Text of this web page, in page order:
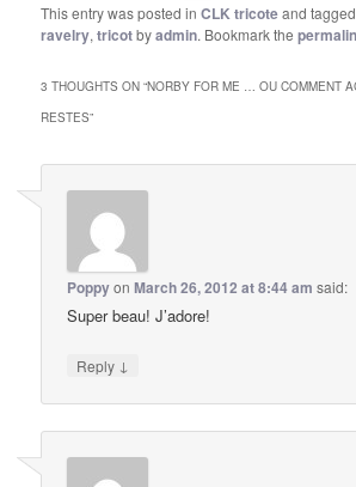
This entry was posted inCLK tricoteand
ravelry,tricotbyadmin. Bookmark the
3 THOUGHTS ON “NORBY FOR ME … OU COMMENT
RESTES”
PoppyonMarch 26, 2012 at 8:44 am said:
Super beau! J’adore!
Reply ↓